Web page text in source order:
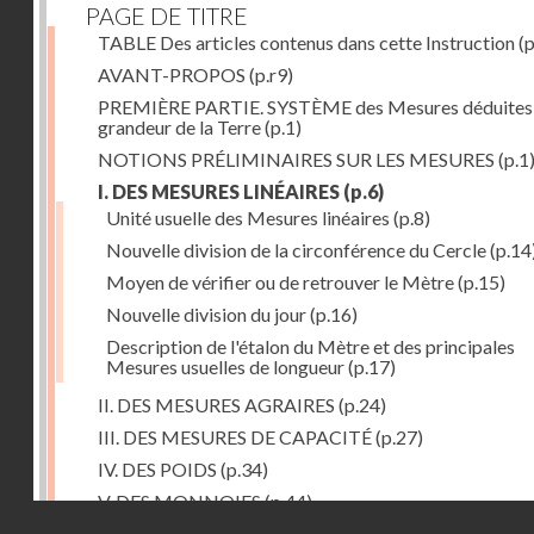
PAGE DE TITRE
TABLE Des articles contenus dans cette Instruction
AVANT-PROPOS (p.r9)
PREMIÈRE PARTIE. SYSTÈME des Mesures
grandeur de la Terre(p.1)
NOTIONS PRÉLIMINAIRES SUR LES MESURES (p.1)
I. DES MESURES LINÉAIRES (p.6)
Unité usuelle des Mesures linéaires (p.8)
Nouvelle division de la circonférence du Cercle
Moyen de vérifier ou de retrouver le Mètre(p.15)
Nouvelle division du jour(p.16)
Description de l'étalon du Mètre et des principales
Mesures usuelles de longueur(p.17)
II. DES MESURES AGRAIRES (p.24)
III. DES MESURES DE CAPACITÉ(p.27)
IV. DES POIDS (p.34)
V. DES MONNOIES(p.44)